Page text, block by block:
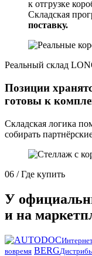
Складская
поставку.
Реальный склад
Позиции
готовы к
Складская логика
собирать
06 / Где купить
У
и на
вовремя BERG